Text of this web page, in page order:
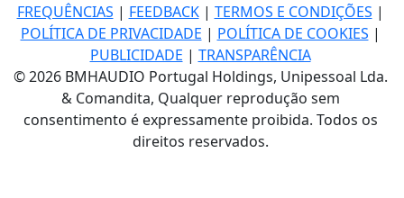
FREQUÊNCIAS | FEEDBACK| TERMOS E CONDIÇÕES |
POLÍTICA DE PRIVACIDADE | POLÍTICA DE COOKIES |
PUBLICIDADE | TRANSPARÊNCIA
© 2026 BMHAUDIO Portugal Holdings, Unipessoal Lda.
& Comandita, Qualquer reprodução sem
consentimento é expressamente proibida. Todos os
direitos reservados.